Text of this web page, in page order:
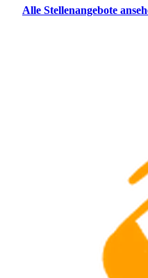
Alle Stellenangebote